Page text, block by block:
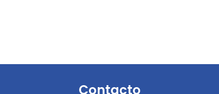
Contacto